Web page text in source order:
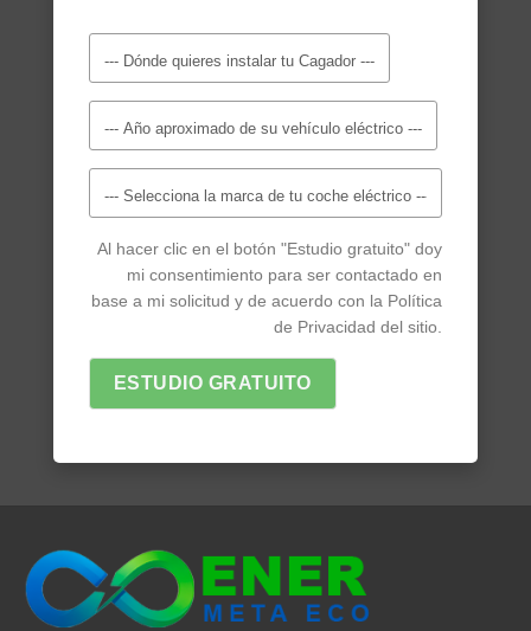
Al hacer clic en el botón "Estudio gratuito" doy
mi consentimiento para ser contactado en
base a mi solicitud y de acuerdo con la Política
de Privacidad del sitio.
ESTUDIO GRATUITO